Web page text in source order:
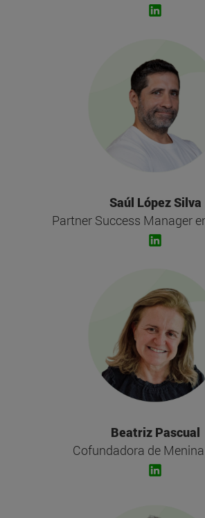
Saúl López Silva
Partner Success Manager
Beatriz Pascual
Cofundadora de